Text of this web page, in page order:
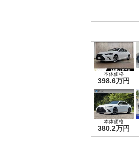
本体価格
398.6万円
本体価格
380.2万円